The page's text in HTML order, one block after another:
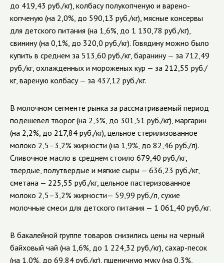
до 419,43 руб./кг), колбасу полукопченую и варено-
копченую (на 2,0%, до 590,13 руб./кг), мясные консервы
для детского питания (на 1,6%, до 1 130,78 руб./кг),
свинину (на 0,1%, до 320,0 руб./кг). Говядину можно было
купить в среднем за 513,60 руб./кг, баранину — за 712,49
руб./кг, охлажденных и мороженых кур — за 212,55 руб./
кг, вареную колбасу — за 437,12 руб./кг.
В молочном сегменте рынка за рассматриваемый период
подешевел творог (на 2,3%, до 301,51 руб./кг), маргарин
(на 2,2%, до 217,84 руб./кг), цельное стерилизованное
молоко 2,5–3,2% жирности (на 1,9%, до 82,46 руб./л).
Сливочное масло в среднем стоило 679,40 руб./кг,
твердые, полутвердые и мягкие сыры — 636,23 руб./кг,
сметана — 225,55 руб./кг, цельное пастеризованное
молоко 2,5–3,2% жирности— 59,99 руб./л, сухие
молочные смеси для детского питания — 1 061,40 руб./кг.
В бакалейной группе товаров снизились цены на черный
байховый чай (на 1,6%, до 1 224,32 руб./кг), сахар-песок
(на 1,0%, до 69,84 руб./кг), пшеничную муку (на 0,3%,